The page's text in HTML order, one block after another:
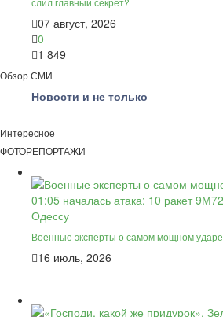
07 август, 2026
0
1 849
Обзор СМИ
Новости и не только
Интересное
ФОТОРЕПОРТАЖИ
Военные эксперты о самом мощном ударе
16 июль, 2026